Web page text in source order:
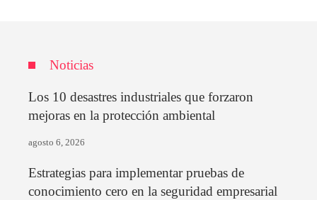
Noticias
Los 10 desastres industriales que forzaron
mejoras en la protección ambiental
agosto 6, 2026
Estrategias para implementar pruebas de
conocimiento cero en la seguridad empresarial